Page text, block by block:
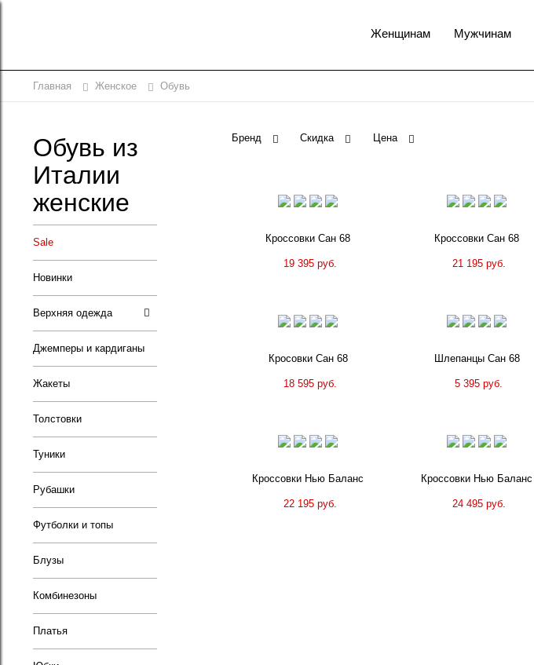
Женщинам Мужчинам
Главная Женское Обувь
Обувь из
Италии
женские
Sale
Новинки
Верхняя одежда
Джемперы и кардиганы
Жакеты
Толстовки
Туники
Рубашки
Футболки и топы
Блузы
Комбинезоны
Платья
Бренд Скидка Цена
Кроссовки Сан 68
19 395 руб.
Кроссовки Сан 68
21 195 руб.
Кросовки Сан 68
18 595 руб.
Шлепанцы Сан 68
5 395 руб.
Кроссовки Нью Баланс
22 195 руб.
Кроссовки Нью Баланс
24 495 руб.